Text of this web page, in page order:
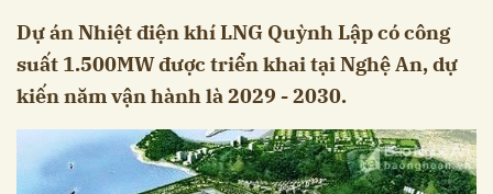
Dự án Nhiệt điện khí LNG Quỳnh Lập có công
suất 1.500MW được triển khai tại Nghệ An, dự
kiến năm vận hành là 2029 - 2030.